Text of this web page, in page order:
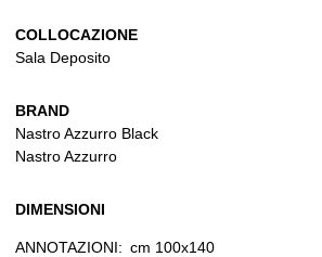
COLLOCAZIONE
Sala Deposito
BRAND
Nastro Azzurro Black
Nastro Azzurro
DIMENSIONI
ANNOTAZIONI: cm 100x140